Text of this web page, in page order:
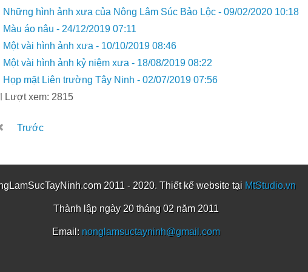
Những hình ảnh xưa của Nông Lâm Súc Bảo Lộc -09/02/2020 10:18
Màu áo nâu - 24/12/2019 07:11
Một vài hình ảnh xưa - 10/10/2019 08:46
Một vài hình ảnh kỷ niệm xưa - 18/08/2019 08:22
Họp mặt Liên trường Tây Ninh -02/07/2019 07:56
Lượt xem: 2815
Trước
2011 - 2020. Thiết kế website tại MtStudio.vn
Thành lập ngày 20 tháng 02 năm 2011
Email: nonglamsuctayninh@gmail.com